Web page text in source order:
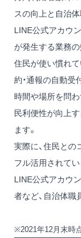
スの向上と自治
LINE公式アカウ
が発生する業務
住民が使い慣れ
約・通報の自動受
時間や場所を問
民利便性が向上
ます。
実際に、住民との
フル活用されて
LINE公式アカウ
者など、自治体職
※2021年12月末時